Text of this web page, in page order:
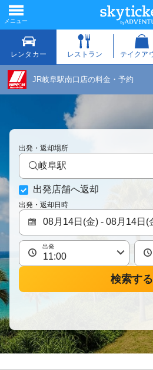
JR岐阜駅南口店の料金・予約
出発・返却場所
岐阜駅
出発店舗へ返却
出発・返却日時
出発
検索する